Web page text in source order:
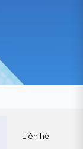
Liên hệ